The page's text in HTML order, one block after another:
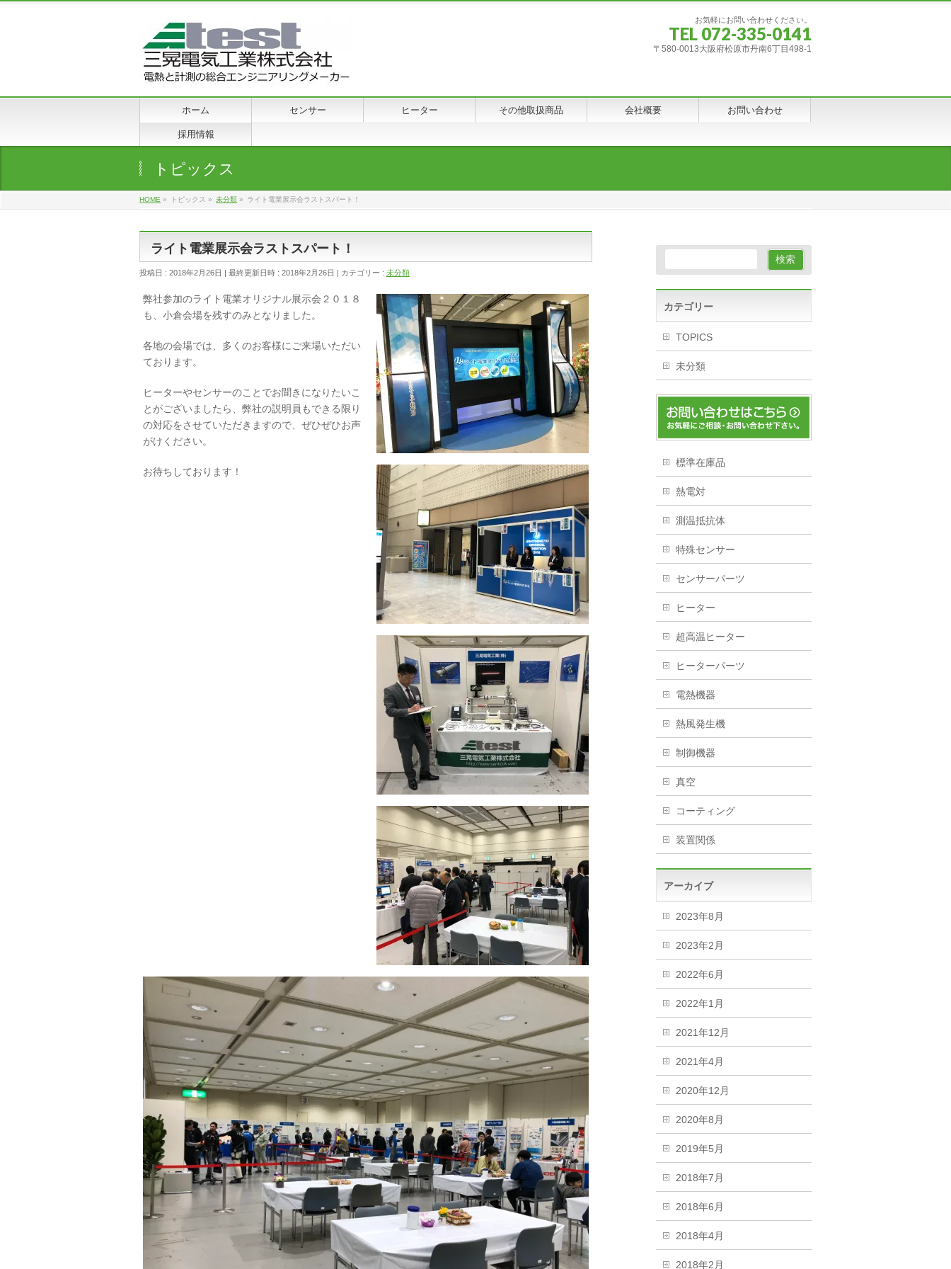
お気軽にお問い合わせください。
TEL 072-335-0141
〒580-0013大阪府松原市丹南6丁目498-1
ホーム センサー ヒーター その他取扱商品 会社概要 お問い合わせ
採用情報
トピックス
HOME » トピックス » 未分類 » ライト電業展示会ラストスパート！
ライト電業展示会ラストスパート！
投稿日 : 2018年2月26日 最終更新日時 : 2018年2月26日 カテゴリー : 未分類
弊社参加のライト電業オリジナル展示会２０１８
も、小倉会場を残すのみとなりました。
各地の会場では、多くのお客様にご来場いただい
ております。
ヒーターやセンサーのことでお聞きになりたいこ
とがございましたら、弊社の説明員もできる限り
の対応をさせていただきますので、ぜひぜひお声
がけください。
お待ちしております！
カテゴリー
TOPICS
未分類
標準在庫品
熱電対
測温抵抗体
特殊センサー
センサーパーツ
ヒーター
超高温ヒーター
ヒーターパーツ
電熱機器
熱風発生機
制御機器
真空
コーティング
装置関係
アーカイブ
2023年8月
2023年2月
2022年6月
2022年1月
2021年12月
2021年4月
2020年12月
2020年8月
2019年5月
2018年7月
2018年6月
2018年4月
2018年2月